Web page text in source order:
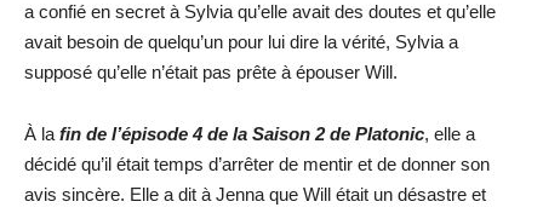
a confié en secret à Sylvia qu’elle avait des doutes et qu’elle
avait besoin de quelqu’un pour lui dire la vérité, Sylvia a
supposé qu’elle n’était pas prête à épouser Will.
À la fin de l’épisode 4 de la Saison 2 de Platonic, elle a
décidé qu’il était temps d’arrêter de mentir et de donner son
avis sincère. Elle a dit à Jenna que Will était un désastre et